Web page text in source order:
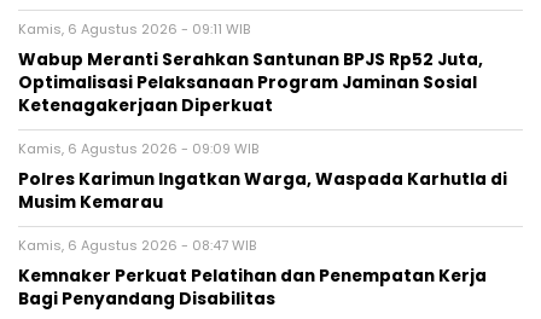
Kamis, 6 Agustus 2026 - 09:11 WIB
Wabup Meranti Serahkan Santunan BPJS Rp52 Juta,
Optimalisasi Pelaksanaan Program Jaminan Sosial
Ketenagakerjaan Diperkuat
Kamis, 6 Agustus 2026 - 09:09 WIB
Polres Karimun Ingatkan Warga, Waspada Karhutla di
Musim Kemarau
Kamis, 6 Agustus 2026 - 08:47 WIB
Kemnaker Perkuat Pelatihan dan Penempatan Kerja
Bagi Penyandang Disabilitas